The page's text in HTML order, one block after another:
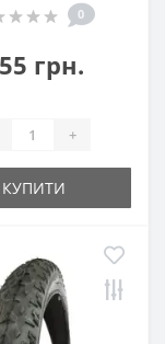
0
грн.
+
КУПИТИ